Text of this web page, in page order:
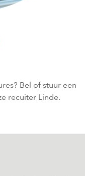
Bel of stuur een
recuiter Linde.